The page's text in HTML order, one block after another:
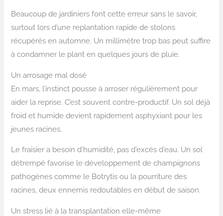
Beaucoup de jardiniers font cette erreur sans le savoir,
surtout lors d’une replantation rapide de stolons
récupérés en automne. Un millimètre trop bas peut suffire
à condamner le plant en quelques jours de pluie.
Un arrosage mal dosé
En mars, l’instinct pousse à arroser régulièrement pour
aider la reprise. C’est souvent contre-productif. Un sol déjà
froid et humide devient rapidement asphyxiant pour les
jeunes racines.
Le fraisier a besoin d’humidité, pas d’excès d’eau. Un sol
détrempé favorise le développement de champignons
pathogènes comme le Botrytis ou la pourriture des
racines, deux ennemis redoutables en début de saison.
Un stress lié à la transplantation elle-même